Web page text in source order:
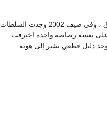
، وقضى آخر أيام حياته في العراق ، وفي صيف 2002 وجدت السلطات
على نفسه رصاصة واحدة اخترقت
دليل قطعي يشير إلى هوية